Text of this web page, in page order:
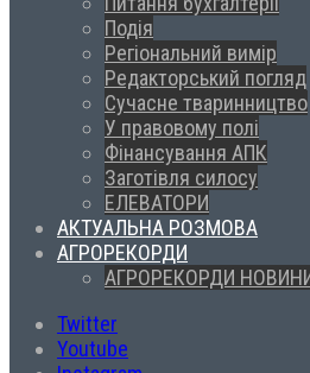
Подія
Регіональний вимір
Редакторський погляд
Сучасне тваринництво
У правовому полі
Фінансування АПК
Заготівля силосу
ЕЛЕВАТОРИ
АКТУАЛЬНА РОЗМОВА
АГРОРЕКОРДИ
АГРОРЕКОРДИ
Twitter
Youtube